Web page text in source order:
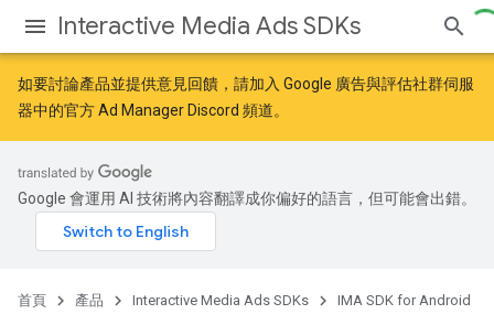
Interactive Media Ads SDKs
如要討論產品並提供意見回饋，請加入 Google 廣告與評估社群伺服
器中的官方 Ad Manager Discord 頻道。
Google 會運用 AI 技術將內容翻譯成你偏好的語言，但可能會出錯。
首頁 產品 Interactive Media Ads SDKs IMA SDK for Android